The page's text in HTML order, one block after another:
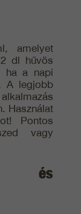
amelyet
dl hűvös
ha a napi
A legjobb
Használat
Pontos
vagy
és